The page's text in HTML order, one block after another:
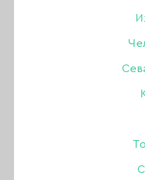
Нет в интернет-
В наличии в